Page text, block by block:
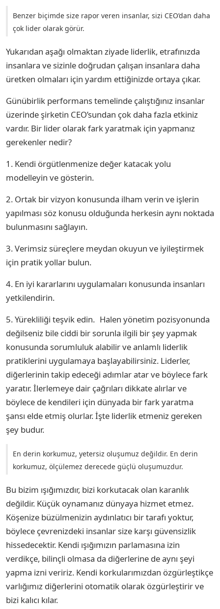
Benzer biçimde size rapor veren insanlar, sizi CEO’dan daha
çok lider olarak görür.
Yukarıdan aşağı olmaktan ziyade liderlik, etrafınızda
insanlara ve sizinle doğrudan çalışan insanlara daha
üretken olmaları için yardım ettiğinizde ortaya çıkar.
Günübirlik performans temelinde çalıştığınız insanlar
üzerinde şirketin CEO’sundan çok daha fazla etkiniz
vardır. Bir lider olarak fark yaratmak için yapmanız
gerekenler nedir?
1. Kendi örgütlenmenize değer katacak yolu
modelleyin ve gösterin.
2. Ortak bir vizyon konusunda ilham verin ve işlerin
yapılması söz konusu olduğunda herkesin aynı noktada
bulunmasını sağlayın.
3. Verimsiz süreçlere meydan okuyun ve iyileştirmek
için pratik yollar bulun.
4. En iyi kararlarını uygulamaları konusunda insanları
yetkilendirin.
5. Yürekliliği teşvik edin. Halen yönetim pozisyonunda
değilseniz bile ciddi bir sorunla ilgili bir şey yapmak
konusunda sorumluluk alabilir ve anlamlı liderlik
pratiklerini uygulamaya başlayabilirsiniz. Liderler,
diğerlerinin takip edeceği adımlar atar ve böylece fark
yaratır. İlerlemeye dair çağrıları dikkate alırlar ve
böylece de kendileri için dünyada bir fark yaratma
şansı elde etmiş olurlar. İşte liderlik etmeniz gereken
şey budur.
En derin korkumuz, yetersiz oluşumuz değildir. En derin
korkumuz, ölçülemez derecede güçlü oluşumuzdur.
Bu bizim ışığımızdır, bizi korkutacak olan karanlık
değildir. Küçük oynamanız dünyaya hizmet etmez.
Köşenize büzülmenizin aydınlatıcı bir tarafı yoktur,
böylece çevrenizdeki insanlar size karşı güvensizlik
hissedecektir. Kendi ışığımızın parlamasına izin
verdikçe, bilinçli olmasa da diğerlerine de aynı şeyi
yapma izni veririz. Kendi korkularımızdan özgürleştikçe
varlığımız diğerlerini otomatik olarak özgürleştirir ve
bizi kalıcı kılar.